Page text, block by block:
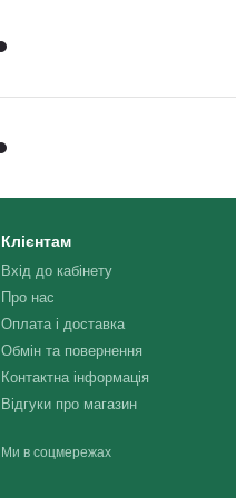
Клієнтам
Вхід до кабінету
Про нас
Оплата і доставка
Обмін та повернення
Контактна інформація
Відгуки про магазин
Ми в соцмережах